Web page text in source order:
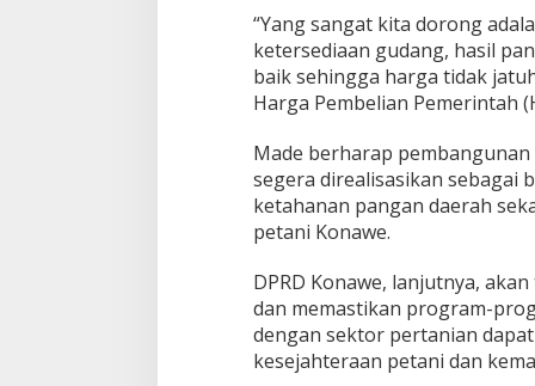
“Yang sangat kita dorong
ketersediaan gudang, hasil
baik sehingga harga tidak
Harga Pembelian Pemerintah
Made berharap
segera direalisasikan sebagai
ketahanan pangan daerah
petani Konawe.
DPRD Konawe, lanjutnya,
dan memastikan program-
dengan sektor pertanian
kesejahteraan petani dan